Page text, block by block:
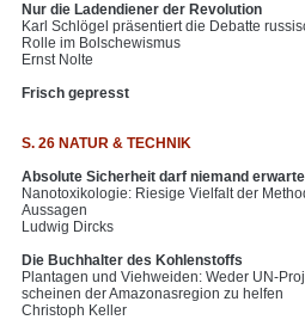
Nur die Ladendiener der Revolution
Karl Schlögel präsentiert die Debatte
Rolle im Bolschewismus
Ernst Nolte
Frisch gepresst
S. 26 NATUR & TECHNIK
Absolute Sicherheit darf niemand
Nanotoxikologie: Riesige Vielfalt der
Aussagen
Ludwig Dircks
Die Buchhalter des Kohlenstoffs
Plantagen und Viehweiden: Weder UN-
scheinen der Amazonasregion zu helfen
Christoph Keller